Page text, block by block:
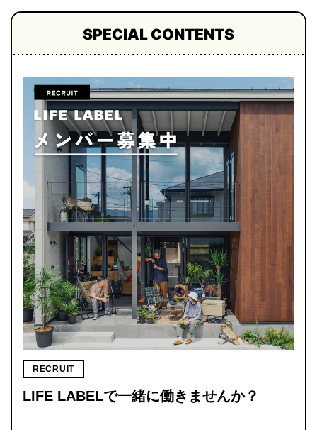
SPECIAL CONTENTS
RECRUIT
LIFE LABELで一緒に働きませんか？